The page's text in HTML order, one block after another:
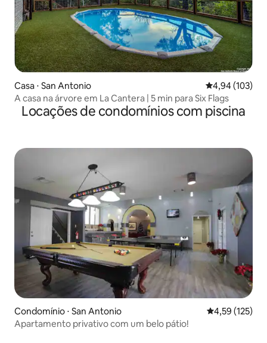
Casa ⋅ San Antonio 4,94 de uma
4,94 (103)
A casa na árvore em La Cantera | 5 min para Six Flags
Locações de condomínios com piscina
Condomínio ⋅ San Antonio 4,59 de uma
4,59 (125)
Apartamento privativo com um belo pátio!